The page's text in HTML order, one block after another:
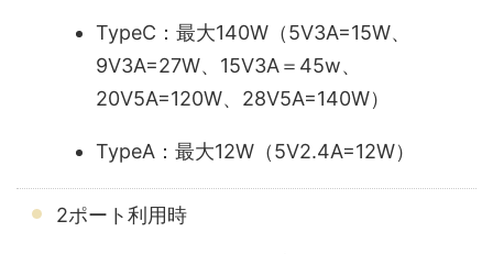
TypeC：最大140W（5V3A=15W、
9V3A=27W、15V3A＝45w、
20V5A=120W、28V5A=140W）
TypeA：最大12W（5V2.4A=12W）
2ポート利用時